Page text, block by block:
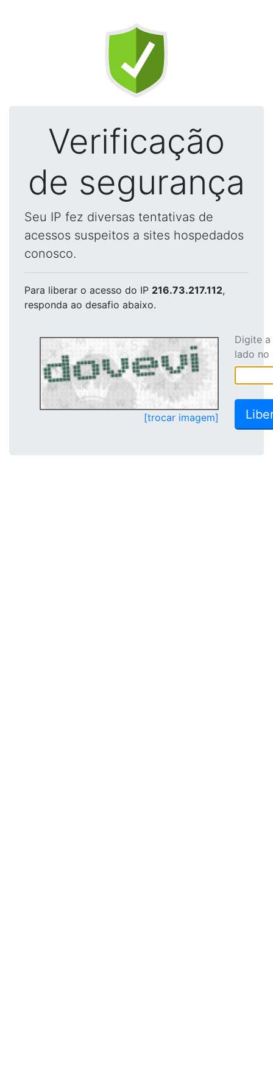
Verificação
de segurança
Seu IP fez diversas tentativas de
acessos suspeitos a sites hospedados
conosco.
Para liberar o acesso do IP 216.73.217.112,
responda ao desafio abaixo.
[trocar imagem]
Digite
lado no